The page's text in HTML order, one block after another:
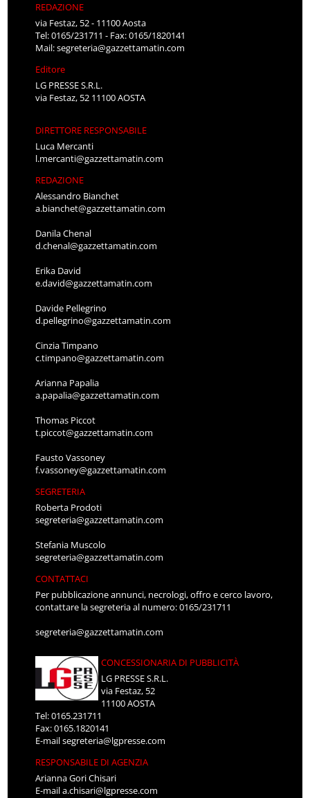
REDAZIONE
via Festaz, 52 - 11100 Aosta
Tel: 0165/231711 - Fax: 0165/1820141
Mail:segreteria@gazzettamatin.com
Editore
LG PRESSE S.R.L.
via Festaz, 52 11100 AOSTA
DIRETTORE RESPONSABILE
Luca Mercanti
l.mercanti@gazzettamatin.com
REDAZIONE
Alessandro Bianchet
a.bianchet@gazzettamatin.com
Danila Chenal
d.chenal@gazzettamatin.com
Erika David
e.david@gazzettamatin.com
Davide Pellegrino
d.pellegrino@gazzettamatin.com
Cinzia Timpano
c.timpano@gazzettamatin.com
Arianna Papalia
a.papalia@gazzettamatin.com
Thomas Piccot
t.piccot@gazzettamatin.com
Fausto Vassoney
f.vassoney@gazzettamatin.com
SEGRETERIA
Roberta Prodoti
segreteria@gazzettamatin.com
Stefania Muscolo
segreteria@gazzettamatin.com
CONTATTACI
Per pubblicazione annunci, necrologi, offro e cerco lavoro,
contattare la segreteria al numero: 0165/231711
segreteria@gazzettamatin.com
CONCESSIONARIA DI PUBBLICITÀ
LG PRESSE S.R.L.
via Festaz, 52
11100 AOSTA
Tel: 0165.231711
Fax: 0165.1820141
E-mailsegreteria@lgpresse.com
RESPONSABILE DI AGENZIA
Arianna Gori Chisari
E-maila.chisari@lgpresse.com